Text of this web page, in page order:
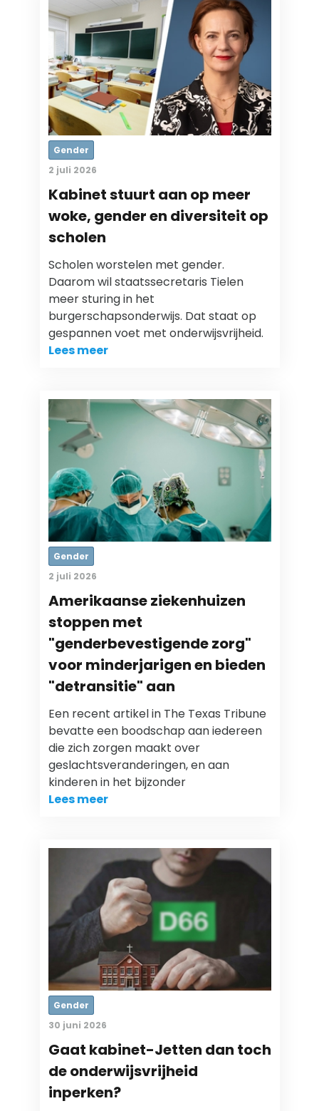
Gender
2 juli 2026
Kabinet stuurt aan op meer
woke, gender en diversiteit op
scholen
Scholen worstelen met gender.
Daarom wil staatssecretaris Tielen
meer sturing in het
burgerschapsonderwijs. Dat staat op
gespannen voet met onderwijsvrijheid.
Lees meer
Gender
2 juli 2026
Amerikaanse ziekenhuizen
stoppen met
"genderbevestigende zorg"
voor minderjarigen en bieden
"detransitie" aan
Een recent artikel in The Texas Tribune
bevatte een boodschap aan iedereen
die zich zorgen maakt over
geslachtsveranderingen, en aan
kinderen in het bijzonder
Lees meer
Gender
30 juni 2026
Gaat kabinet-Jetten dan toch
de onderwijsvrijheid
inperken?